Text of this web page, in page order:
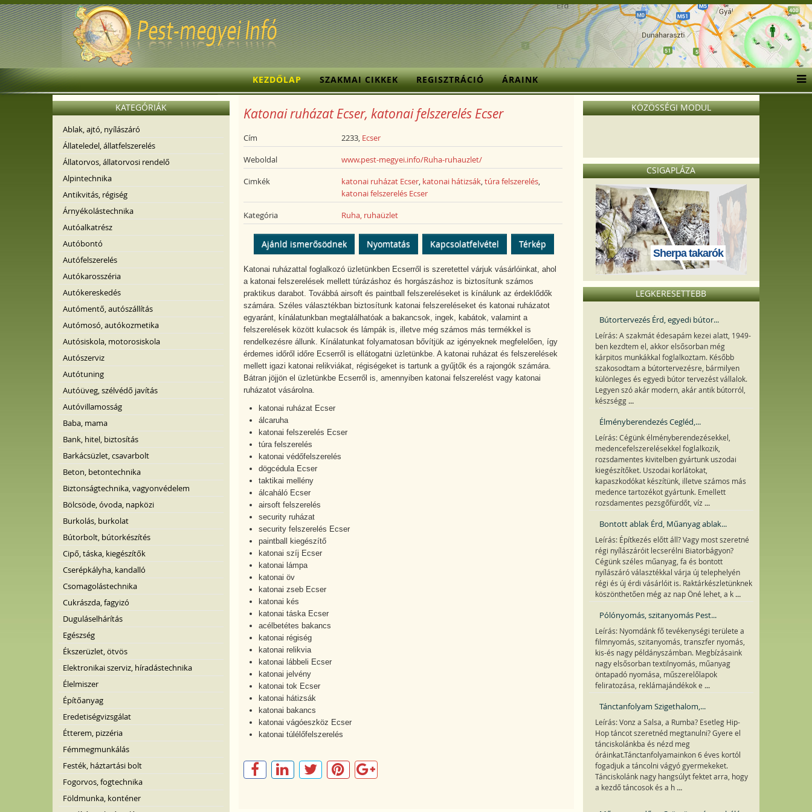
KEZDŐLAP SZAKMAI CIKKEK REGISZTRÁCIÓ ÁRAINK
KATEGÓRIÁK
Ablak, ajtó, nyílászáró
Állateledel, állatfelszerelés
Állatorvos, állatorvosi rendelő
Alpintechnika
Antikvitás, régiség
Árnyékolástechnika
Autóalkatrész
Autóbontó
Autófelszerelés
Autókarosszéria
Autókereskedés
Autómentő, autószállítás
Autómosó, autókozmetika
Autósiskola, motorosiskola
Autószerviz
Autótuning
Autóüveg, szélvédő javítás
Autóvillamosság
Baba, mama
Bank, hitel, biztosítás
Barkácsüzlet, csavarbolt
Beton, betontechnika
Biztonságtechnika, vagyonvédelem
Bölcsöde, óvoda, napközi
Burkolás, burkolat
Bútorbolt, bútorkészítés
Cipő, táska, kiegészítők
Cserépkályha, kandalló
Csomagolástechnika
Cukrászda, fagyizó
Duguláselhárítás
Egészség
Ékszerüzlet, ötvös
Elektronikai szerviz, híradástechnika
Élelmiszer
Építőanyag
Eredetiségvizsgálat
Étterem, pizzéria
Fémmegmunkálás
Festék, háztartási bolt
Fogorvos, fogtechnika
Földmunka, konténer
Katonai ruházat Ecser, katonai felszerelés Ecser
Cím 2233, Ecser
Weboldal www.pest-megyei.info/Ruha-ruhauzlet/
Cimkék katonai ruházat Ecser, katonai hátizsák,túra felszerelés,
katonai felszerelés Ecser
Kategória Ruha, ruhaüzlet
Ajánld ismerősödnek Nyomtatás Kapcsolatfelvétel Térkép
Katonai ruházattal foglalkozó üzletünkben Ecserről is szeretettel várjuk vásárlóinkat, ahol
a katonai felszerelések mellett túrázáshoz és horgászáshoz is biztosítunk számos
praktikus darabot. Továbbá airsoft és paintball felszereléseket is kínálunk az érdeklődők
számára. Széles választékban biztosítunk katonai felszereléseket és katonai ruházatot
egyaránt, kínálatunkban megtalálhatóak a bakancsok, ingek, kabátok, valamint a
felszerelések között kulacsok és lámpák is, illetve még számos más termékkel is
rendelkezésre állunk. Kínálatunkat folyamatosan bővítjük az igényeknek megfelelően, így
érdemes időről időre Ecserről is ellátogatni üzletünkbe. A katonai ruházat és felszerelések
mellett igazi katonai relikviákat, régiségeket is tartunk a gyűjtők és a rajongók számára.
Bátran jöjjön el üzletünkbe Ecserről is, amennyiben katonai felszerelést vagy katonai
ruházatot vásárolna.
katonai ruházat Ecser
álcaruha
katonai felszerelés Ecser
túra felszerelés
katonai védőfelszerelés
dögcédula Ecser
taktikai mellény
álcaháló Ecser
airsoft felszerelés
security ruházat
security felszerelés Ecser
paintball kiegészítő
katonai szíj Ecser
katonai lámpa
katonai öv
katonai zseb Ecser
katonai kés
katonai táska Ecser
acélbetétes bakancs
katonai régiség
katonai relikvia
katonai lábbeli Ecser
katonai jelvény
katonai tok Ecser
katonai hátizsák
katonai bakancs
katonai vágóeszköz Ecser
katonai túlélőfelszerelés
KÖZÖSSÉGI MODUL
CSIGAPLÁZA
Sherpa takarók
LEGKERESETTEBB
Bútortervezés Érd, egyedi bútor...
Leírás: A szakmát édesapám kezei alatt, 1949-
ben kezdtem el, akkor elsősorban még
kárpitos munkákkal foglalkoztam. Később
szakosodtam a bútortervezésre, bármilyen
különleges és egyedi bútor tervezést vállalok.
Legyen szó akár modern, akár antik bútorról,
készségg ...
Élményberendezés Cegléd,...
Leírás: Cégünk élményberendezésekkel,
medencefelszerelésekkel foglalkozik,
rozsdamentes kivitelben gyártunk uszodai
kiegészítőket. Uszodai korlátokat,
kapaszkodókat készítünk, illetve számos más
medence tartozékot gyártunk. Emellett
rozsdamentes pezsgőfürdőt, víz ...
Bontott ablak Érd, Műanyag ablak...
Leírás: Építkezés előtt áll? Vagy most szeretné
régi nyílászáróit lecserélni Biatorbágyon?
Cégünk széles műanyag, fa és bontott
nyílászáró választékkal várja új telephelyén
régi és új érdi vásárlóit is. Raktárkészletünknek
köszönthetően még az nap Öné lehet, a k ...
Pólónyomás, szitanyomás Pest...
Leírás: Nyomdánk fő tevékenységi területe a
filmnyomás, szitanyomás, transzfer nyomás,
kis-és nagy példányszámban. Megbízásaink
nagy elsősorban textilnyomás, műanyag
öntapadó nyomása, műszerelőlapok
feliratozása, reklámajándékok e ...
Tánctanfolyam Szigethalom,...
Leírás: Vonz a Salsa, a Rumba? Esetleg Hip-
Hop táncot szeretnéd megtanulni? Gyere el
tánciskolánkba és nézd meg
óráinkat.Tánctanfolyamainkon 6 éves kortól
fogadjuk a táncolni vágyó gyermekeket.
Tánciskolánk nagy hangsúlyt fektet arra, hogy
a kezdő táncosok és a h ...